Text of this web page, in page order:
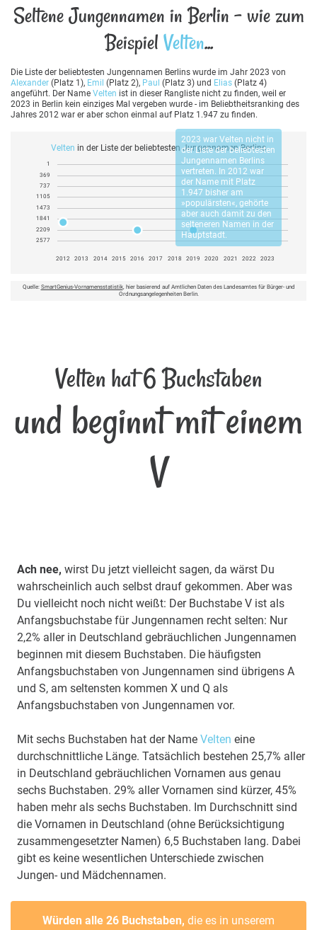
Seltene Jungennamen in Berlin - wie zum
Beispiel Velten...
Die Liste der beliebtesten Jungennamen Berlins wurde im Jahr 2023 von
Alexander (Platz 1), Emil (Platz 2), Paul (Platz 3) und Elias (Platz 4)
angeführt. Der Name Velten ist in dieser Rangliste nicht zu finden, weil er
2023 in Berlin kein einziges Mal vergeben wurde - im Beliebtheitsranking des
Jahres 2012 war er aber schon einmal auf Platz 1.947 zu finden.
Velten in der Liste der beliebtesten Jungennamen Berlins
2023 war Velten nicht in
der Liste der beliebtesten
Jungennamen Berlins
vertreten. In 2012 war
der Name mit Platz
1.947 bisher am
»populärsten«, gehörte
aber auch damit zu den
selteneren Namen in der
Hauptstadt.
1
369
737
1105
1473
1841
2209
2577
2012 2013 2014 2015 2016 2017 2018 2019 2020 2021 2022 2023
Quelle: SmartGenius-Vornamensstatistik, hier basierend auf Amtlichen Daten des Landesamtes für Bürger- und
Ordnungsangelegenheiten Berlin.
Velten hat 6 Buchstaben
und beginnt mit einem
V
Ach nee, wirst Du jetzt vielleicht sagen, da wärst Du
wahrscheinlich auch selbst drauf gekommen. Aber was
Du vielleicht noch nicht weißt: Der Buchstabe V ist als
Anfangsbuchstabe für Jungennamen recht selten: Nur
2,2% aller in Deutschland gebräuchlichen Jungennamen
beginnen mit diesem Buchstaben. Die häufigsten
Anfangsbuchstaben von Jungennamen sind übrigens A
und S, am seltensten kommen X und Q als
Anfangsbuchstaben von Jungennamen vor.
Mit sechs Buchstaben hat der Name Velten eine
durchschnittliche Länge. Tatsächlich bestehen 25,7% aller
in Deutschland gebräuchlichen Vornamen aus genau
sechs Buchstaben. 29% aller Vornamen sind kürzer, 45%
haben mehr als sechs Buchstaben. Im Durchschnitt sind
die Vornamen in Deutschland (ohne Berücksichtigung
zusammengesetzter Namen) 6,5 Buchstaben lang. Dabei
gibt es keine wesentlichen Unterschiede zwischen
Jungen- und Mädchennamen.
Würden alle 26 Buchstaben, die es in unserem